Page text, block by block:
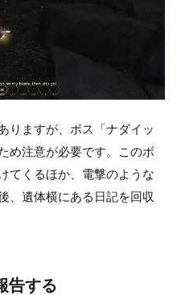
りますが、ボス「ナダイッ
め注意が必要です。このボ
てくるほか、電撃のような
、遺体横にある日記を回収
告する